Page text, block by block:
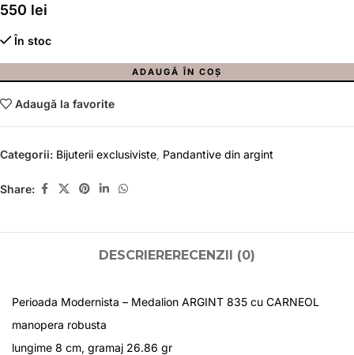
550 lei
În stoc
ADAUGĂ ÎN COȘ
Adaugă la favorite
Categorii: Bijuterii exclusiviste Pandantive din argint
Share:
DESCRIERERECENZII (0)
Perioada Modernista – Medalion ARGINT 835 cu CARNEOL
manopera robusta
lungime 8 cm, gramaj 26.86 gr